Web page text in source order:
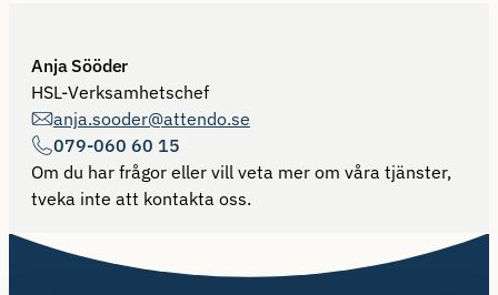
Anja Sööder
HSL-Verksamhetschef
anja.sooder@attendo.se
079-060 60 15
Om du har frågor eller vill veta mer om våra tjänster,
tveka inte att kontakta oss.